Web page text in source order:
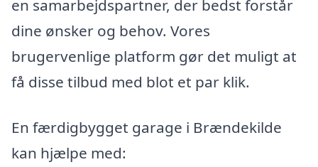
en samarbejdspartner, der bedst forstår
dine ønsker og behov. Vores
brugervenlige platform gør det muligt at
få disse tilbud med blot et par klik.
En færdigbygget garage i Brændekilde
kan hjælpe med: